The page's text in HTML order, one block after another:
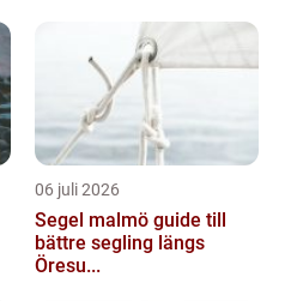
06 juli 2026
Segel malmö guide till
bättre segling längs
Öresu...